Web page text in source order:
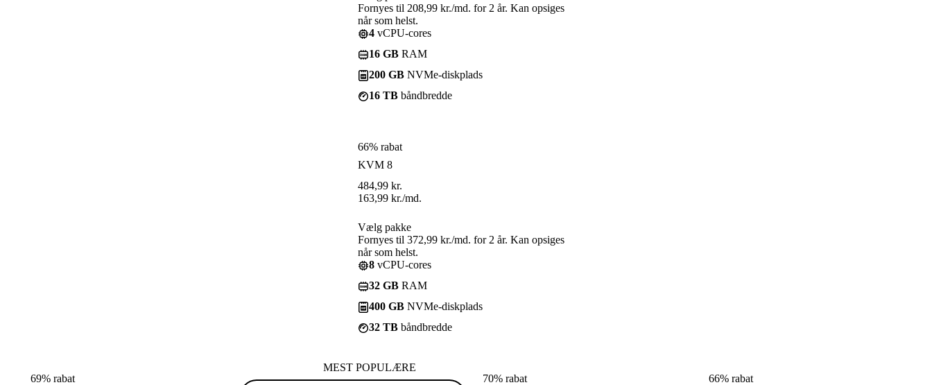
Fornyes til 208,99 kr./md. for 2 år. Kan opsiges
når som helst.
4 vCPU-cores
16 GB RAM
200 GB NVMe-diskplads
16 TB båndbredde
66% rabat
KVM 8
484,99 kr.
163,99 kr./md.
Vælg pakke
Fornyes til 372,99 kr./md. for 2 år. Kan opsiges
når som helst.
8 vCPU-cores
32 GB RAM
400 GB NVMe-diskplads
32 TB båndbredde
69% rabat
MEST POPULÆRE
70% rabat
66% rabat